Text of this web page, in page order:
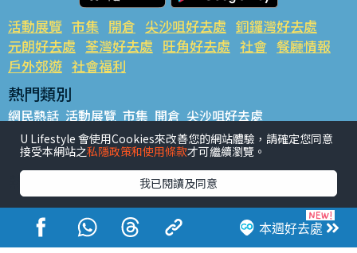
本週好去處
活動展覽 市集 開倉 尖沙咀好去處 銅鑼灣好去處
元朗好去處 荃灣好去處 旺角好去處 社會 餐廳情報
戶外郊遊 社會福利
熱門類別
網民熱話 活動展覽 市集 開倉 尖沙咀好去處
銅鑼灣好去處 元朗好去處 荃灣好去處 旺角好去處 社會
餐廳情報 戶外郊遊
熱門標籤
#UGO搵好去處 #人氣活動推介 #美食社群熱話
#親子玩樂好去處
#ULifestyle應用程式
#限時搶
#UJetso禮物放送
#ULifestyle商戶中心 #著數 #網絡熱話
U Lifestyle 會使用Cookies來改善您的網站體驗，請確定您同意
接受本網站之私隱政策和使用條款才可繼續瀏覽。
我已閱讀及同意